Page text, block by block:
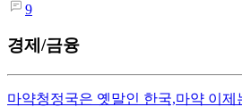
9
경제/금융
마약청정국은 옛말인 한국,마약 이제